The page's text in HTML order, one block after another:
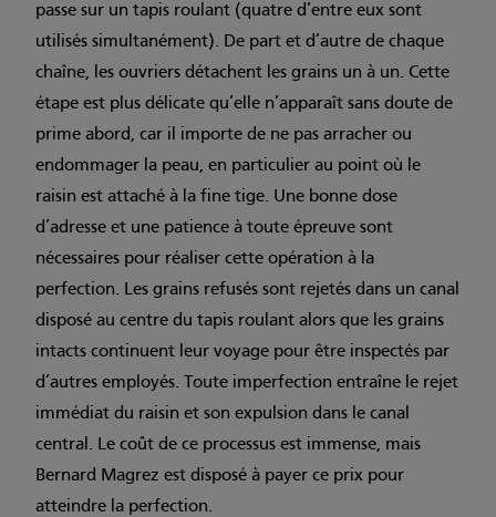
passe sur un tapis roulant (quatre d’entre eux sont
utilisés simultanément). De part et d’autre de chaque
chaîne, les ouvriers détachent les grains un à un. Cette
étape est plus délicate qu’elle n’apparaît sans doute de
prime abord, car il importe de ne pas arracher ou
endommager la peau, en particulier au point où le
raisin est attaché à la fine tige. Une bonne dose
d’adresse et une patience à toute épreuve sont
nécessaires pour réaliser cette opération à la
perfection. Les grains refusés sont rejetés dans un canal
disposé au centre du tapis roulant alors que les grains
intacts continuent leur voyage pour être inspectés par
d’autres employés. Toute imperfection entraîne le rejet
immédiat du raisin et son expulsion dans le canal
central. Le coût de ce processus est immense, mais
Bernard Magrez est disposé à payer ce prix pour
atteindre la perfection.